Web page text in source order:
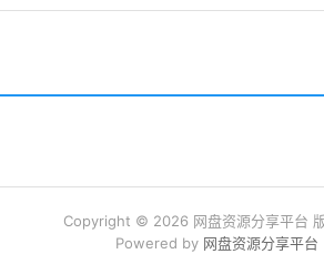
Copyright © 2026 网盘资源分享平台
Powered by 网盘资源分享平台